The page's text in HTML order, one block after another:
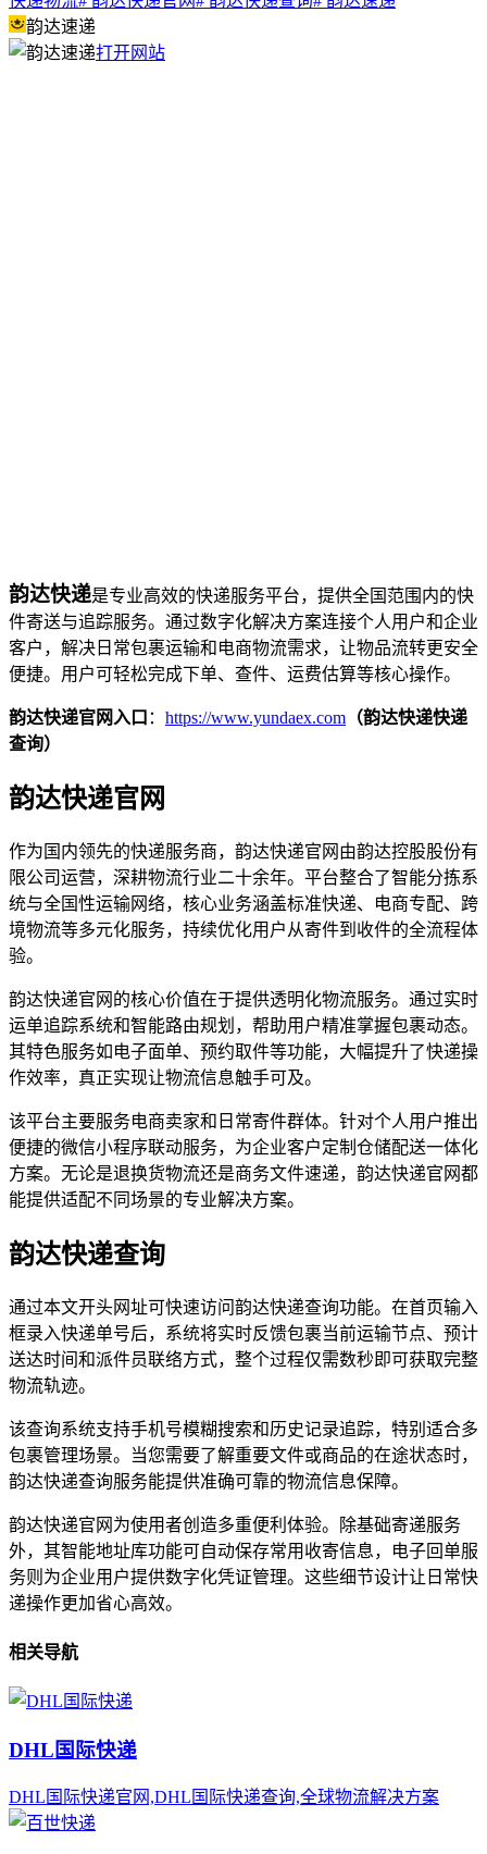
韵达速递
打开网站
韵达快递是专业高效的快递服务平台，提供全国范围内的快
件寄送与追踪服务。通过数字化解决方案连接个人用户和企业
客户，解决日常包裹运输和电商物流需求，让物品流转更安全
便捷。用户可轻松完成下单、查件、运费估算等核心操作。
韵达快递官网入口 ： https://www.yundaex.com （韵达快递快递
查询）
韵达快递官网
作为国内领先的快递服务商，韵达快递官网由韵达控股股份有
限公司运营，深耕物流行业二十余年。平台整合了智能分拣系
统与全国性运输网络，核心业务涵盖标准快递、电商专配、跨
境物流等多元化服务，持续优化用户从寄件到收件的全流程体
验。
韵达快递官网的核心价值在于提供透明化物流服务。通过实时
运单追踪系统和智能路由规划，帮助用户精准掌握包裹动态。
其特色服务如电子面单、预约取件等功能，大幅提升了快递操
作效率，真正实现让物流信息触手可及。
该平台主要服务电商卖家和日常寄件群体。针对个人用户推出
便捷的微信小程序联动服务，为企业客户定制仓储配送一体化
方案。无论是退换货物流还是商务文件速递，韵达快递官网都
能提供适配不同场景的专业解决方案。
韵达快递查询
通过本文开头网址可快速访问韵达快递查询功能。在首页输入
框录入快递单号后，系统将实时反馈包裹当前运输节点、预计
送达时间和派件员联络方式，整个过程仅需数秒即可获取完整
物流轨迹。
该查询系统支持手机号模糊搜索和历史记录追踪，特别适合多
包裹管理场景。当您需要了解重要文件或商品的在途状态时，
韵达快递查询服务能提供准确可靠的物流信息保障。
韵达快递官网为使用者创造多重便利体验。除基础寄递服务
外，其智能地址库功能可自动保存常用收寄信息，电子回单服
务则为企业用户提供数字化凭证管理。这些细节设计让日常快
递操作更加省心高效。
相关导航
DHL国际快递
DHL国际快递官网,DHL国际快递查询,全球物流解决方案